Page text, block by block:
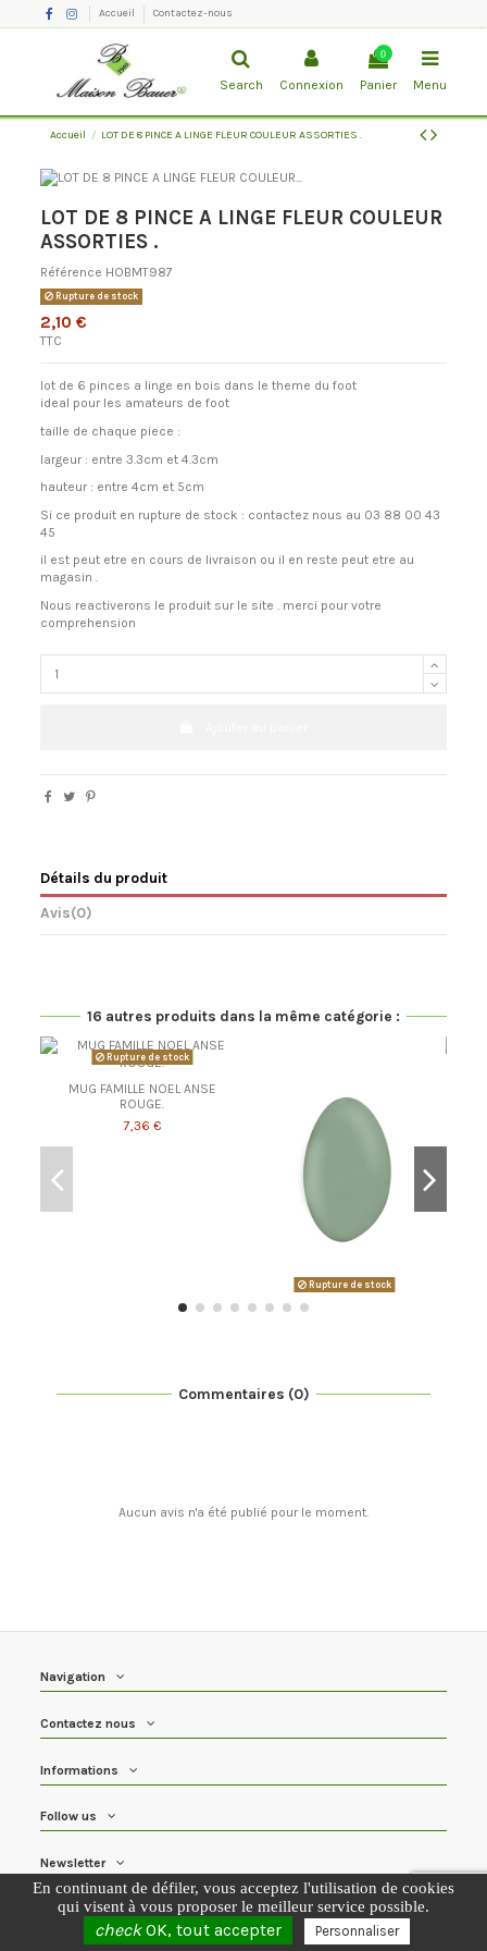
Accueil Contactez-nous
Search Connexion
0
Panier Menu
Accueil LOT DE 8 PINCE A LINGE FLEUR COULEUR ASSORTIES .
LOT DE 8 PINCE A LINGE FLEUR COULEUR
ASSORTIES .
Référence HOBMT987
Rupture de stock
2,10 €
TTC
lot de 6 pinces a linge en bois dans le theme du foot
ideal pour les amateurs de foot
taille de chaque piece :
largeur : entre 3.3cm et 4.3cm
hauteur : entre 4cm et 5cm
Si ce produit en rupture de stock : contactez nous au 03 88 00 43
45
il est peut etre en cours de livraison ou il en reste peut etre au
magasin .
Nous reactiverons le produit sur le site . merci pour votre
comprehension
Détails du produit
Avis(0)
16 autres produits dans la même catégorie :
Rupture de stock
MUG FAMILLE NOEL ANSE
ROUGE.
7,36 €
Rupture de stock
Commentaires (0)
Aucun avis n'a été publié pour le moment.
Navigation
Contactez nous
Informations
Follow us
Newsletter
Copyright Maison BAUER 2020©
En continuant de défiler, vous acceptez l'utilisation de cookies
qui visent à vous proposer le meilleur service possible.
checkOK, tout accepter Personnaliser